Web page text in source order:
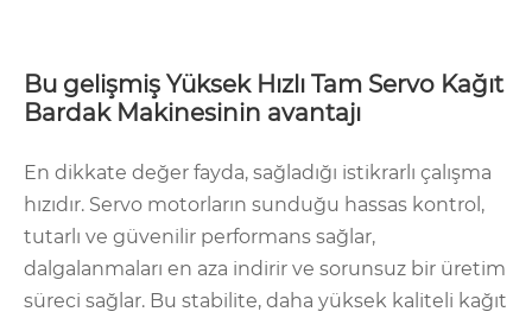
Bu gelişmiş Yüksek Hızlı Tam Servo Kağıt
Bardak Makinesinin avantajı
En dikkate değer fayda, sağladığı istikrarlı çalışma
hızıdır. Servo motorların sunduğu hassas kontrol,
tutarlı ve güvenilir performans sağlar,
dalgalanmaları en aza indirir ve sorunsuz bir üretim
süreci sağlar. Bu stabilite, daha yüksek kaliteli kağıt